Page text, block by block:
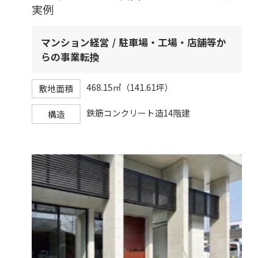
実例
マンション経営
駐車場・工場・店舗等か
らの事業転換
敷地面積 468.15㎡（141.61坪）
構造 鉄筋コンクリート造14階建